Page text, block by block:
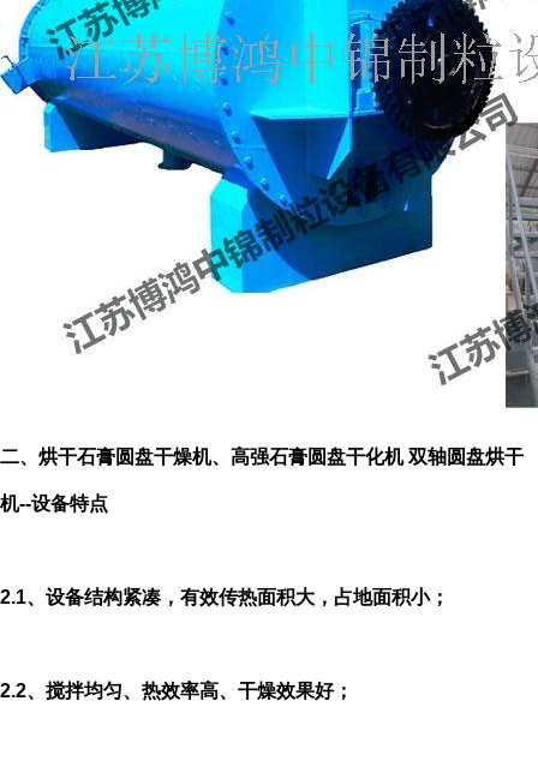
二、 烘干石膏圆盘干燥机、高强石膏圆盘干化机 双轴圆盘烘干
机--设备特点
2.1、 设备结构紧凑，有效传热面积大，占地面积小；
2.2、 搅拌均匀、热效率高、干燥效果好；